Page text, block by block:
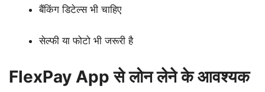
बैंकिंग डिटेल्स भी चाहिए
सेल्फी या फोटो भी जरूरी है
FlexPay App से लोन लेने के आवश्यक